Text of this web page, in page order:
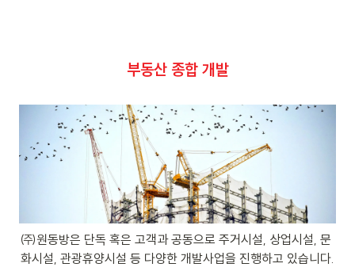
부동산 종합 개발
㈜원동방은 단독 혹은 고객과 공동으로 주거시설, 상업시설, 문
화시설, 관광휴양시설 등 다양한 개발사업을 진행하고 있습니다.